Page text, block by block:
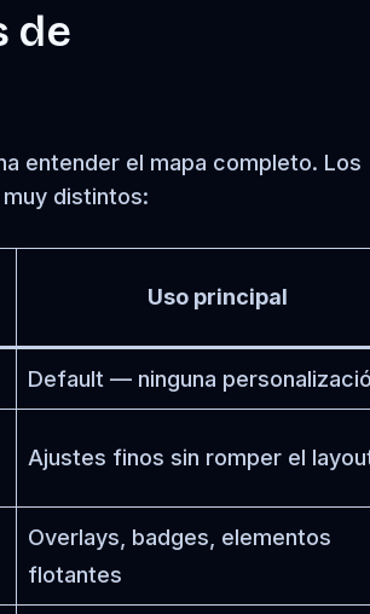
de
entender el mapa completo. Los
distintos:
Uso principal
Default — ninguna
Ajustes finos sin romper el
Overlays, badges, elementos
flotantes